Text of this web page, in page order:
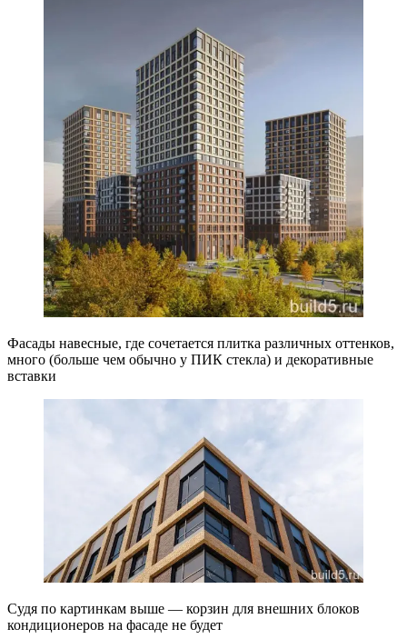
Фасады навесные, где сочетается плитка различных оттенков,
много (больше чем обычно у ПИК стекла) и декоративные
вставки
Судя по картинкам выше — корзин для внешних блоков
кондиционеров на фасаде не будет